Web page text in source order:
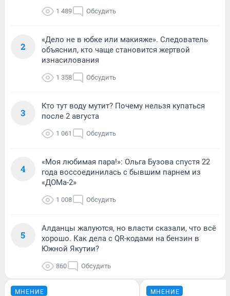
1 489 Обсудить
2
«Дело не в юбке или макияже». Следователь
объяснил, кто чаще становится жертвой
изнасилования
1 358 Обсудить
3
Кто тут воду мутит? Почему нельзя купаться
после 2 августа
1 061 Обсудить
4
«Моя любимая пара!»: Ольга Бузова спустя 22
года воссоединилась с бывшим парнем из
«ДОМа-2»
1 008 Обсудить
5
Алданцы жалуются, но власти сказали, что всё
хорошо. Как дела с QR-кодами на бензин в
Южной Якутии?
860 Обсудить
МНЕНИЕ МНЕНИЕ